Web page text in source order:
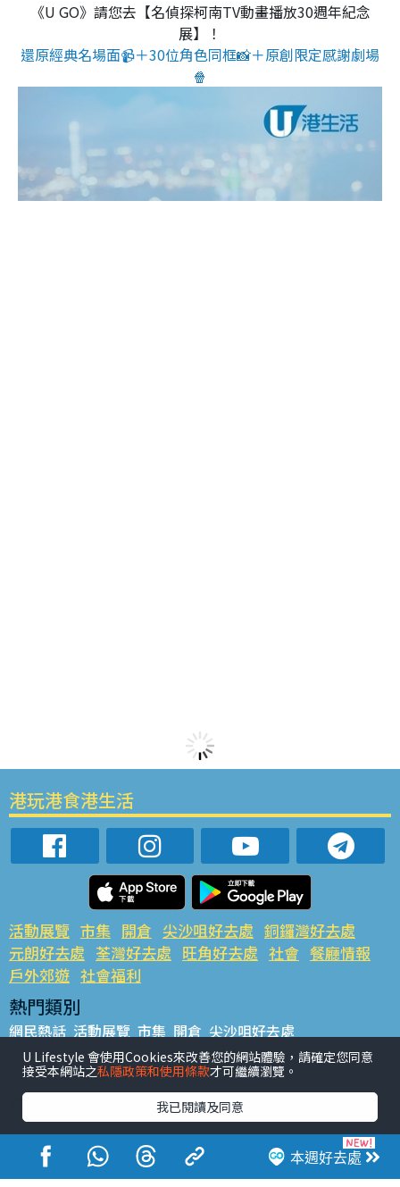
《U GO》請您去【名偵探柯南TV動畫播放30週年紀念
展】！
還原經典名場面📹＋30位角色同框📸＋原創限定感謝劇場
🍿
本週好去處
港玩港食港生活
活動展覽 市集 開倉 尖沙咀好去處 銅鑼灣好去處
元朗好去處 荃灣好去處 旺角好去處 社會 餐廳情報
戶外郊遊 社會福利
熱門類別
網民熱話 活動展覽 市集 開倉 尖沙咀好去處
銅鑼灣好去處 元朗好去處 荃灣好去處 旺角好去處 社會
餐廳情報 戶外郊遊
熱門標籤
#UGO搵好去處 #人氣活動推介 #美食社群熱話
#親子玩樂好去處
#ULifestyle應用程式
#限時搶
#UJetso禮物放送
#ULifestyle商戶中心 #著數 #網絡熱話
U Lifestyle 會使用Cookies來改善您的網站體驗，請確定您同意
接受本網站之私隱政策和使用條款才可繼續瀏覽。
我已閱讀及同意